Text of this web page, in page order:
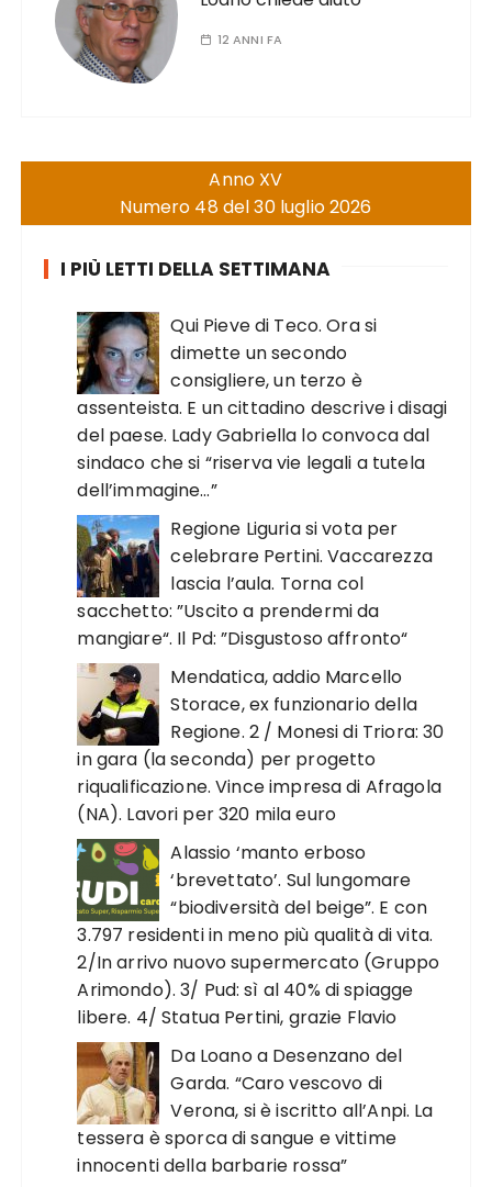
12 ANNI FA
Anno XV
Numero 48 del 30 luglio 2026
I PIÙ LETTI DELLA SETTIMANA
Qui Pieve di Teco. Ora si
dimette un secondo
consigliere, un terzo è
assenteista. E un cittadino descrive i disagi
del paese. Lady Gabriella lo convoca dal
sindaco che si “riserva vie legali a tutela
dell’immagine…”
Regione Liguria si vota per
celebrare Pertini. Vaccarezza
lascia l’aula. Torna col
sacchetto: ”Uscito a prendermi da
mangiare“. Il Pd: ”Disgustoso affronto“
Mendatica, addio Marcello
Storace, ex funzionario della
Regione. 2 / Monesi di Triora: 30
in gara (la seconda) per progetto
riqualificazione. Vince impresa di Afragola
(NA). Lavori per 320 mila euro
Alassio ‘manto erboso
‘brevettato’. Sul lungomare
“biodiversità del beige”. E con
3.797 residenti in meno più qualità di vita.
2/In arrivo nuovo supermercato (Gruppo
Arimondo). 3/ Pud: sì al 40% di spiagge
libere. 4/ Statua Pertini, grazie Flavio
Da Loano a Desenzano del
Garda. “Caro vescovo di
Verona, si è iscritto all’Anpi. La
tessera è sporca di sangue e vittime
innocenti della barbarie rossa”